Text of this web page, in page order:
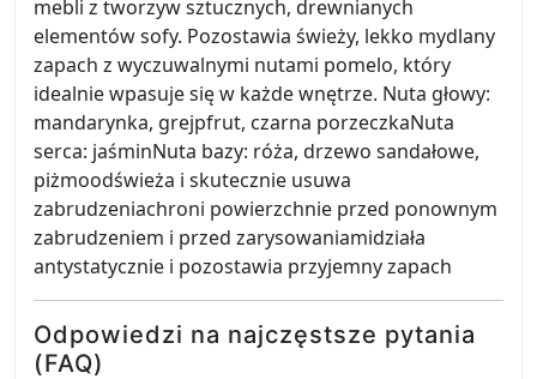
mebli z tworzyw sztucznych, drewnianych
elementów sofy. Pozostawia świeży, lekko mydlany
zapach z wyczuwalnymi nutami pomelo, który
idealnie wpasuje się w każde wnętrze. Nuta głowy:
mandarynka, grejpfrut, czarna porzeczkaNuta
serca: jaśminNuta bazy: róża, drzewo sandałowe,
piżmoodświeża i skutecznie usuwa
zabrudzeniachroni powierzchnie przed ponownym
zabrudzeniem i przed zarysowaniamidziała
antystatycznie i pozostawia przyjemny zapach
Odpowiedzi na najczęstsze pytania
(FAQ)